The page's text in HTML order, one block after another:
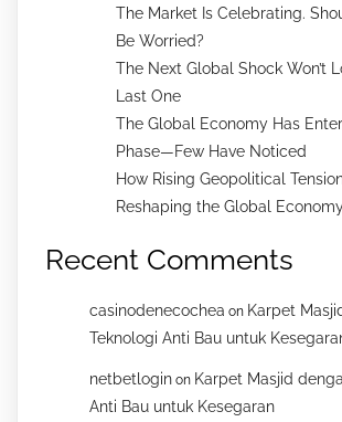
The Market Is Celebrating.
Be Worried?
The Next Global Shock Won’t
Last One
The Global Economy Has
Phase—Few Have Noticed
How Rising Geopolitical
Reshaping the Global
Recent Comments
casinodenecochea on Karpet
Teknologi Anti Bau untuk
netbetlogin on Karpet Masjid
Anti Bau untuk Kesegaran